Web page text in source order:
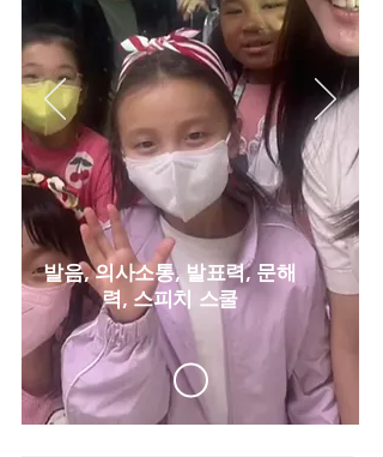
발음, 의사소통, 발표력, 문해
력, 스피치 스쿨